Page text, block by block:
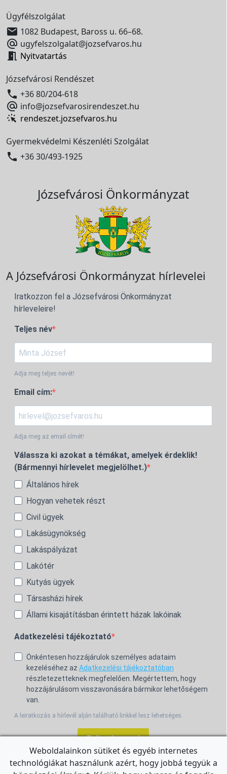
Ügyfélszolgálat
 1082 Budapest, Baross u. 66–68.
 ugyfelszolgalat@jozsefvaros.hu
 Nyitvatartás
Józsefvárosi Rendészet
 +36 80/204-618
 info@jozsefvarosirendeszet.hu
rendeszet.jozsefvaros.hu
Gyermekvédelmi Készenléti Szolgálat
 +36 30/493-1925
Józsefvárosi Önkormányzat
A Józsefvárosi Önkormányzat hírlevelei
Iratkozzon fel a Józsefvárosi Önkormányzat
hírleveleire!
Teljes név
Adja meg teljes nevét!
Email cím:
Adja meg az email címét!
Válassza ki azokat a témákat, amelyek érdeklik!
(Bármennyi hírlevelet megjelölhet.)
Általános hírek
Hogyan vehetek részt
Civil ügyek
Lakásügynökség
Lakáspályázat
Lakótér
Kutyás ügyek
Társasházi hírek
Állami kisajátításban érintett házak lakóinak
Adatkezelési tájékoztató
Önkéntesen hozzájárulok személyes adataim
kezeléséhez az Adatkezelési tájékoztatóban
részletezetteknek megfelelően. Megértettem, hogy
hozzájárulásom visszavonására bármikor lehetőségem
van.
A leiratkozás a hírlevél alján található linkkel lesz lehetséges.
Feliratkozom!
Weboldalainkon sütiket és egyéb internetes
technológiákat használunk azért, hogy jobbá tegyük a